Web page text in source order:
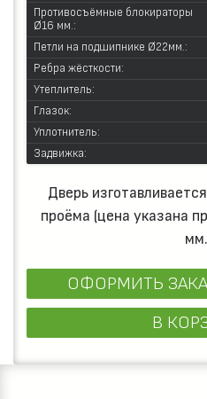
Противосъёмные блокираторы
Ø16 мм.:
Петли на подшипнике Ø22мм.:
Ребра жёсткости:
Утеплитель:
Глазок:
Уплотнитель:
Задвижка:
Дверь
проёма (цена указана
ОФОРМИТЬ
В